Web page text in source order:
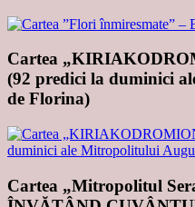
Cartea
(92 predici la duminici
de Florina)
Cartea „Mitropolitul